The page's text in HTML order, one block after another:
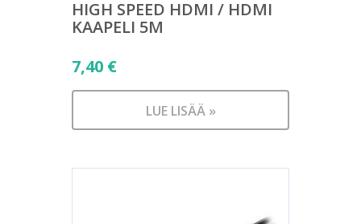
HIGH SPEED HDMI / HDMI
KAAPELI 5M
7,40 €
LUE LISÄÄ »